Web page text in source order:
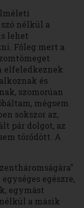
nélkül a
lehet
Főleg mert a
elfeledkeznek
és
szomorúan
mégsem
sokszor az,
pár dolgot, az
törődött. A
egészre,
egymást
a másik